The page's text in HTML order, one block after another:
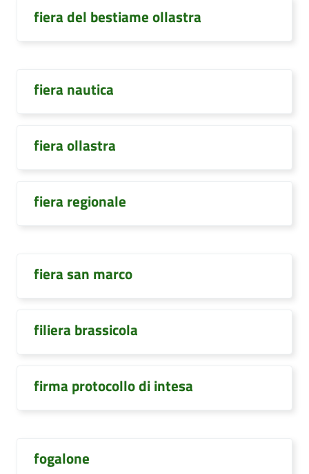
fiera del bestiame ollastra
fiera nautica
fiera ollastra
fiera regionale
fiera san marco
filiera brassicola
firma protocollo di intesa
fogalone